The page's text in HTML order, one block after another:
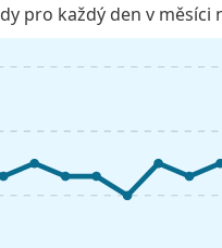
pro každý den v měsíci